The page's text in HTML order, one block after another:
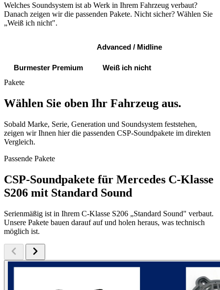
Welches Soundsystem ist ab Werk in Ihrem Fahrzeug verbaut?
Danach zeigen wir die passenden Pakete. Nicht sicher? Wählen Sie
„Weiß ich nicht".
Advanced / Midline
Burmester Premium
Weiß ich nicht
Pakete
Wählen Sie oben Ihr Fahrzeug aus.
Sobald Marke, Serie, Generation und Soundsystem feststehen,
zeigen wir Ihnen hier die passenden CSP-Soundpakete im direkten
Vergleich.
Passende Pakete
CSP-Soundpakete für Mercedes C-Klasse
S206 mit Standard Sound
Serienmäßig ist in Ihrem C-Klasse S206 „Standard Sound" verbaut.
Unsere Pakete bauen darauf auf und holen heraus, was technisch
möglich ist.